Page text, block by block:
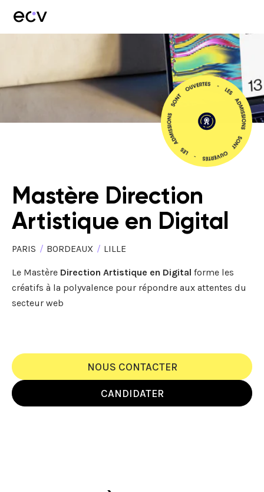
Mastère Direction
Artistique en Digital
PARIS / BORDEAUX / LILLE
Le Mastère Direction Artistique en Digital forme les
créatifs à la polyvalence pour répondre aux attentes du
secteur web
NOUS CONTACTER
CANDIDATER